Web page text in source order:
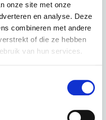
onze site met onze
en analyse. Deze
combineren met andere
of die ze hebben
van hun services.
€92,11 p.m.